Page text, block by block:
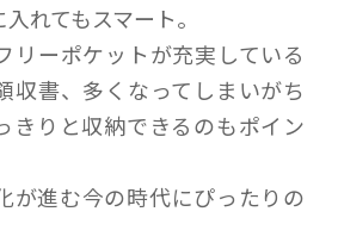
れてもスマート。
リーポケットが充実している
収書、多くなってしまいがち
きりと収納できるのもポイン
が進む今の時代にぴったりの